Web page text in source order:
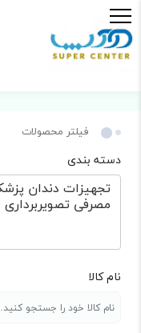
فیلتر محصولات
دسته بندی
تجهیزات دندان
مصرفی
نام کالا